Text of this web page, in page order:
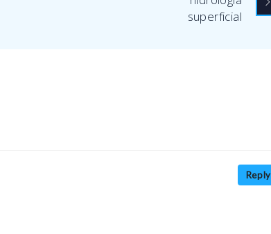
superficial
Reply